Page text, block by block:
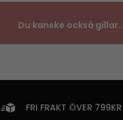
Du kanske också gillar..
FRI FRAKT ÖVER 799KR